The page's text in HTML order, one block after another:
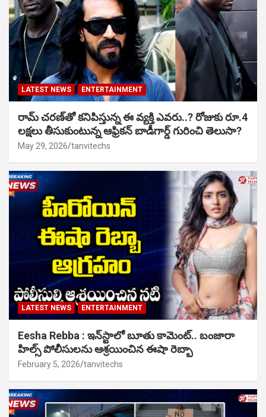
LATEST NEWS ENTERTAINMENT
రామ్ చరణ్‌తో కనిపిస్తున్న ఈ వ్యక్తి ఎవరు..? రోజుకు రూ.4
లక్షలు తీసుకుంటున్న ఆఫ్రికన్ బాడీగార్డ్ గురించి తెలుసా?
May 29, 2026 tanvitechs
LATEST NEWS ENTERTAINMENT
Eesha Rebba : ఇన్‌స్టాలో బూతు కామెంట్.. బంజారా
హిల్స్ పోలీసులను ఆశ్రయించిన ఈషా రెబ్బా
February 5, 2026 tanvitechs